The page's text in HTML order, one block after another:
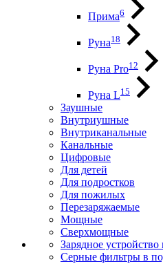
Прима6
Руна18
Руна Pro12
Руна L15
Заушные
Внутриушные
Внутриканальные
Канальные
Цифровые
Для детей
Для подростков
Для пожилых
Перезаряжаемые
Мощные
Сверхмощные
Зарядное устройство
Серные фильтры в